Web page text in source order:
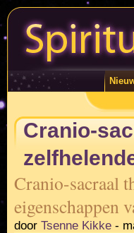
Cranio-
Cranio-sacraal
eigenschappen
door Tsenne Kikke -